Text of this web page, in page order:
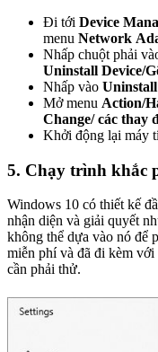
Đi tới Device
menu Network
Nhấp chuột phải
Uninstall Device/
Nhấp vào
Mở menu Action/
Change/ các thay
Khởi động lại máy
5. Chạy trình khắc
Windows 10 có thiết kế
nhận diện và giải quyết
không thể dựa vào nó để
miễn phí và đã đi kèm
cần phải thử.